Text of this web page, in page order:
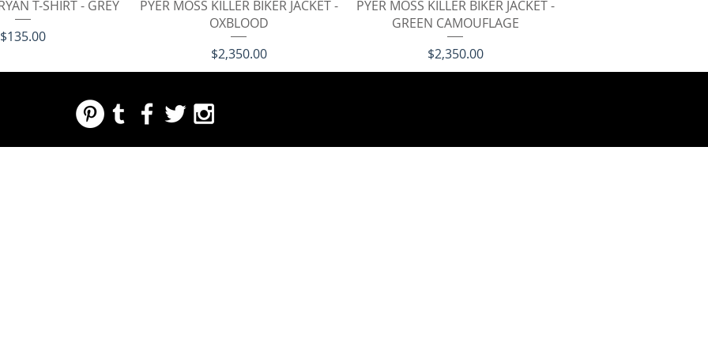
ックビューT-SHIRT - GREY
価格
$135.00
クイックビュー
PYER MOSS KILLER BIKER JACKET -
OXBLOOD
価格
$2,350.00
クイックビュー
PYER MOSS KILLER BIKER JACKET -
GREEN CAMOUFLAGE
価格
$2,350.00